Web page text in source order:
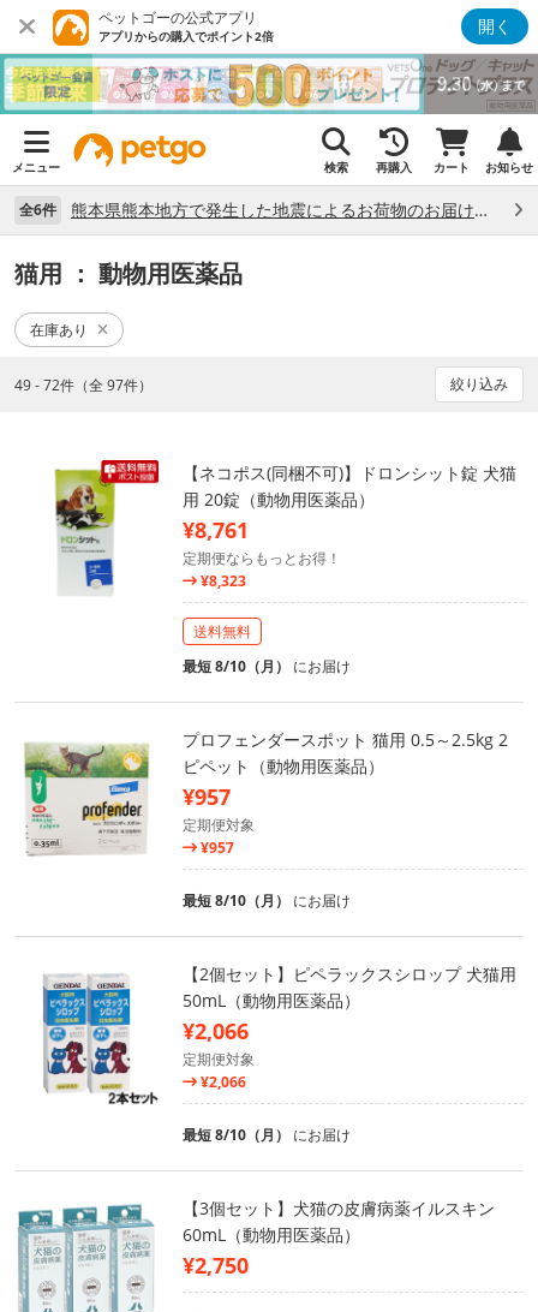
ペットゴーの公式アプリ
アプリからの購入でポイント2倍 開く
メニュー 検索 再購入 カート お知らせ
全6件 熊本県熊本地方で発生した地震によるお荷物のお届け状況について （7/28）
猫用 ： 動物用医薬品
在庫あり
49 - 72件（全 97件） 絞り込み
【ネコポス(同梱不可)】ドロンシット錠 犬猫
用 20錠（動物用医薬品）
¥8,761
定期便ならもっとお得！
¥8,323
送料無料
最短 8/10（月） にお届け
プロフェンダースポット 猫用 0.5～2.5kg 2
ピペット（動物用医薬品）
¥957
定期便対象
¥957
最短 8/10（月） にお届け
【2個セット】ピペラックスシロップ 犬猫用
50mL（動物用医薬品）
¥2,066
定期便対象
¥2,066
最短 8/10（月） にお届け
【3個セット】犬猫の皮膚病薬イルスキン
60mL（動物用医薬品）
¥2,750